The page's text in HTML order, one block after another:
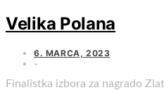
Velika Polana
6. MARCA, 2023
Finalistka izbora za nagrado